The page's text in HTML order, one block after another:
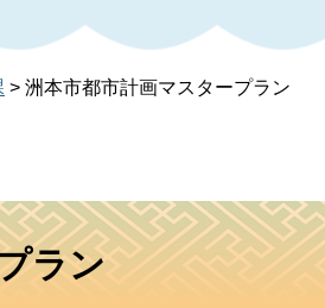
> 洲本市都市計画マスタープラン
ラン